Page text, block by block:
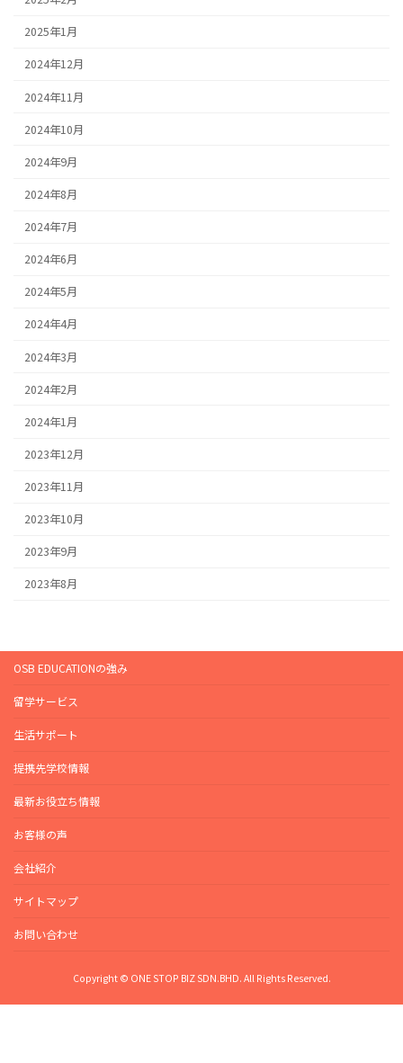
2025年1月
2024年12月
2024年11月
2024年10月
2024年9月
2024年8月
2024年7月
2024年6月
2024年5月
2024年4月
2024年3月
2024年2月
2024年1月
2023年12月
2023年11月
2023年10月
2023年9月
2023年8月
OSB EDUCATIONの強み
留学サービス
生活サポート
提携先学校情報
最新お役立ち情報
お客様の声
会社紹介
サイトマップ
お問い合わせ
Copyright © ONE STOP BIZ SDN.BHD. All Rights Reserved.